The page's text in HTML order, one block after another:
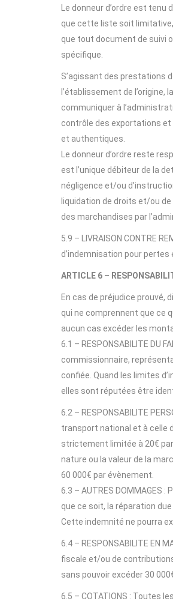
Le donneur d’ordre est
que cette liste soit limitative,
que tout document de suivi
spécifique.
S’agissant des prestations
l’établissement de
communiquer à
contrôle des exportations et
et authentiques.
Le donneur d’ordre reste
est l’unique débiteur de la
négligence et/ou
liquidation de droits et/ou
des marchandises par
5.9 – LIVRAISON CONTRE
d’indemnisation pour
ARTICLE 6 –
En cas de préjudice prouvé,
qui ne comprennent que ce
aucun cas excéder les
6.1 – RESPONSABILITE DU
commissionnaire,
confiée. Quand les limites
elles sont réputées être
6.2 – RESPONSABILITE
transport national et à celle
strictement limitée à 20€
nature ou la valeur de la
60 000€ par évènement.
6.3 – AUTRES
que ce soit, la réparation
Cette indemnité ne pourra
6.4 – RESPONSABILITE EN
fiscale et/ou de
sans pouvoir excéder 30
6.5 – COTATIONS : Toutes